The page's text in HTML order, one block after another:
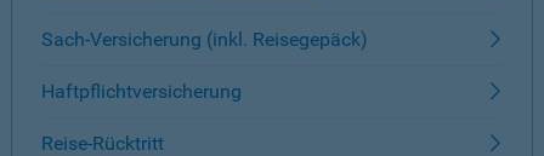
Sach-Versicherung (inkl. Reisegepäck)
Haftpflichtversicherung
Reise-Rücktritt